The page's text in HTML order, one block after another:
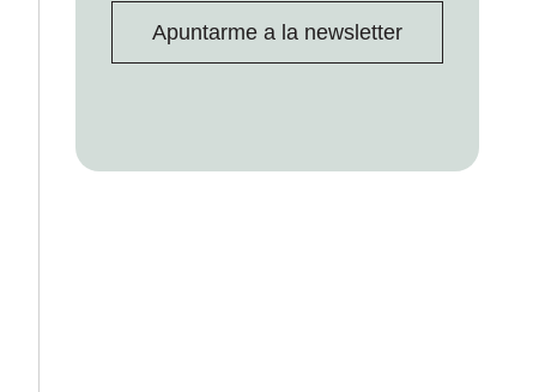
Apuntarme a la newsletter